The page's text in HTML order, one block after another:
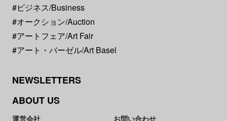
#ビジネス/Business
#オークション/Auction
#アートフェア/Art Fair
#アート・バーゼル/Art Basel
NEWSLETTERS
ABOUT US
運営会社 お問い合わせ